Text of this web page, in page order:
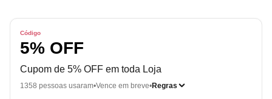
Código
5% OFF
Cupom de 5% OFF em toda Loja
1358 pessoas usaram Vence em breve Regras